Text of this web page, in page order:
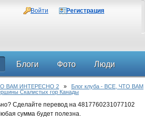
Войти Регистрация
Блоги Фото Люди
ВАМ ИНТЕРЕСНО 2 » Блог клуба - ВСЕ, ЧТО ВАМ
Скалистых гор Канады
Сделайте перевод на 4817760231077102
сумма будет полезна.